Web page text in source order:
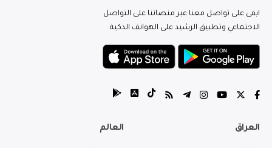
ابقى على تواصل معنا عبر منصاتنا على التواصل
الاجتماعي وتطبيق الرشيد على الهواتف الذكية.
العراق العالم